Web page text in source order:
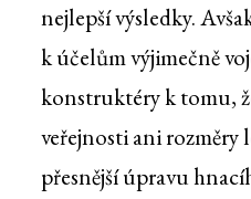
nejlepší výsledky.
k účelům výjimečně
konstruktéry k tomu,
veřejnosti ani
přesnější úpravu